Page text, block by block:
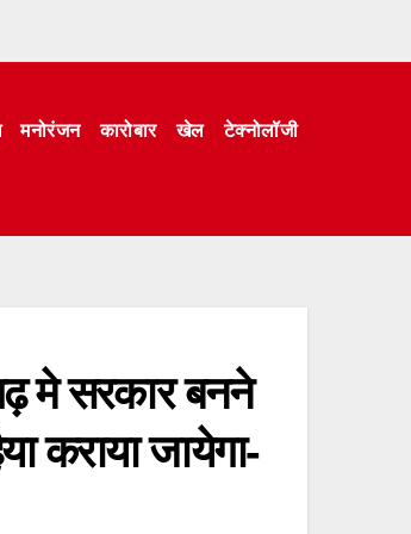
मनोरंजन कारोबार खेल टेक्नोलॉजी
मे सरकार बनने
कराया जायेगा-